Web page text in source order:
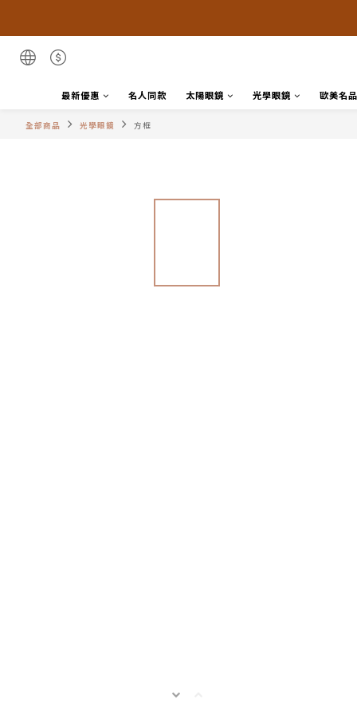
最新優惠 名人同款 太陽眼鏡 光學眼鏡 歐美名品
全部商品 光學眼鏡 方框